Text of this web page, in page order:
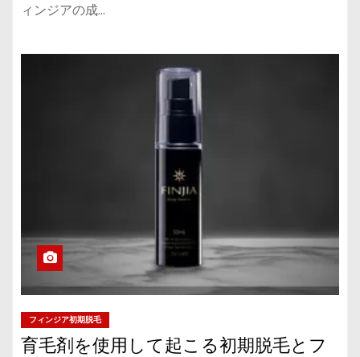
ィンジアの成…
フィンジア初期脱毛
育毛剤を使用して起こる初期脱毛とフ